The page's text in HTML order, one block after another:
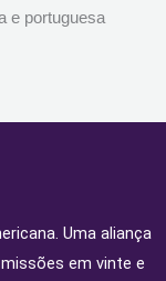
e portuguesa
Uma aliança
em vinte e